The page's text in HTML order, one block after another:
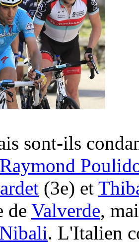
sont-ils
Raymond
(3e) et
de Valverde,
. L'Italien